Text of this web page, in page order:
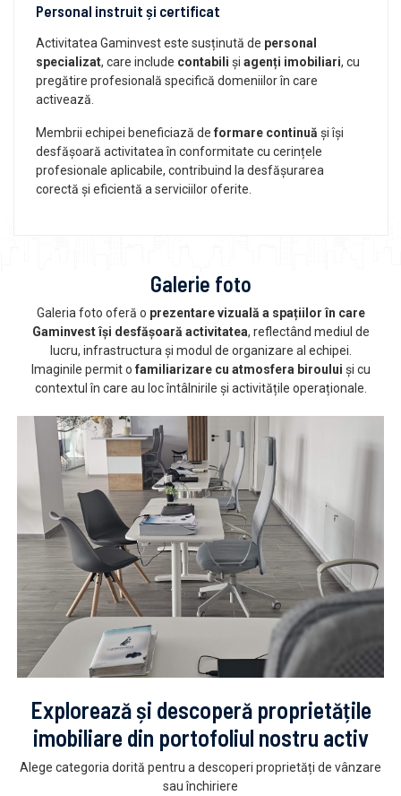
Personal instruit și certificat
Activitatea Gaminvest este susținută de personal
specializat, care include contabili și agenți imobiliari, cu
pregătire profesională specifică domeniilor în care
activează.
Membrii echipei beneficiază de formare continuă și își
desfășoară activitatea în conformitate cu cerințele
profesionale aplicabile, contribuind la desfășurarea
corectă și eficientă a serviciilor oferite.
Galerie foto
Galeria foto oferă o prezentare vizuală a spațiilor în care
Gaminvest își desfășoară activitatea, reflectând mediul de
lucru, infrastructura și modul de organizare al echipei.
Imaginile permit o familiarizare cu atmosfera biroului și cu
contextul în care au loc întâlnirile și activitățile operaționale.
Explorează și descoperă proprietățile
imobiliare din portofoliul nostru activ
Alege categoria dorită pentru a descoperi proprietăți de vânzare
sau închiriere